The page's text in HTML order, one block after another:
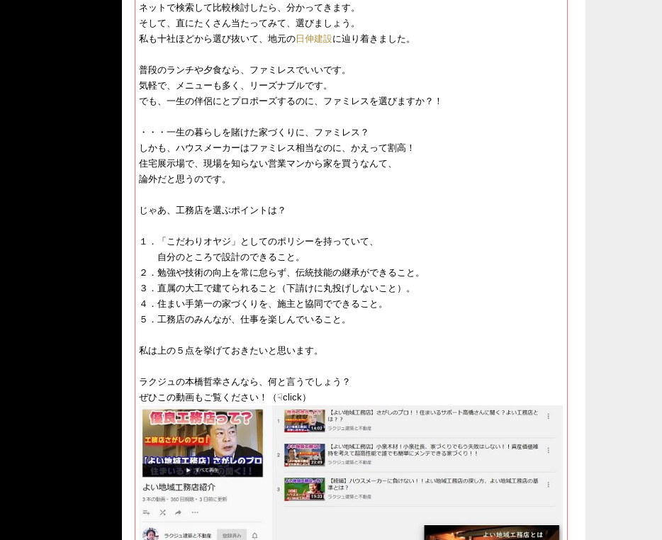
ネットで検索して比較検討したら、分かってきます。
そして、直にたくさん当たってみて、選びましょう。
私も十社ほどから選び抜いて、地元の​日伸建設​に辿り着きました。
普段のランチや夕食なら、ファミレスでいいです。
気軽で、メニューも多く、リーズナブルです。
でも、一生の伴侶にとプロポーズするのに、ファミレスを選びますか？！
・・・一生の暮らしを賭けた家づくりに、ファミレス？
しかも、ハウスメーカーはファミレス相当なのに、かえって割高！
住宅展示場で、現場を知らない営業マンから家を買うなんて、
論外だと思うのです。
じゃあ、工務店を選ぶポイントは？
１．「こだわりオヤジ」としてのポリシーを持っていて、
自分のところで設計のできること。
２．勉強や技術の向上を常に怠らず、伝統技能の継承ができること。
３．直属の大工で建てられること（下請けに丸投げしないこと）。
４．住まい手第一の家づくりを、施主と協同でできること。
５．工務店のみんなが、仕事を楽しんでいること。
私は上の５点を挙げておきたいと思います。
ラクジュの本橋哲幸さんなら、何と言うでしょう？
ぜひこの動画もご覧ください！（☟click）